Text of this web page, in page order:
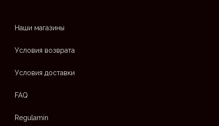
Наши магазины
Условия возврата
Условия доставки
FAQ
Regulamin